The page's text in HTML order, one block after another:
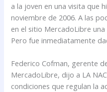
a la joven en una visita que
noviembre de 2006. A las
en el sitio MercadoLibre
Pero fue inmediatamente
Federico Cofman, gerente
MercadoLibre, dijo a LA
condiciones que regulan la